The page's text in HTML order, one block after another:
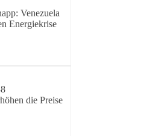
Venezuela
Energiekrise
die Preise